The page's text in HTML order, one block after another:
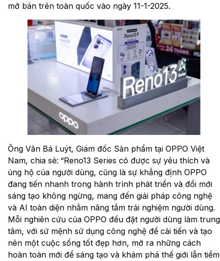
mở bán trên toàn quốc vào ngày 11-1-2025.
Ông Văn Bá Luýt, Giám đốc Sản phẩm tại OPPO Việt
Nam, chia sẻ: “Reno13 Series có được sự yêu thích và
ủng hộ của người dùng, cũng là sự khẳng định OPPO
đang tiến nhanh trong hành trình phát triển và đổi mới
sáng tạo không ngừng, mang đến giải pháp công nghệ
và AI toàn diện nhằm nâng tầm trải nghiệm người dùng.
Mỗi nghiên cứu của OPPO đều đặt người dùng làm trung
tâm, với sứ mệnh sử dụng công nghệ để cải tiến và tạo
nên một cuộc sống tốt đẹp hơn, mở ra những cách
hoàn toàn mới để sáng tạo và khám phá thế giới lẫn tiềm